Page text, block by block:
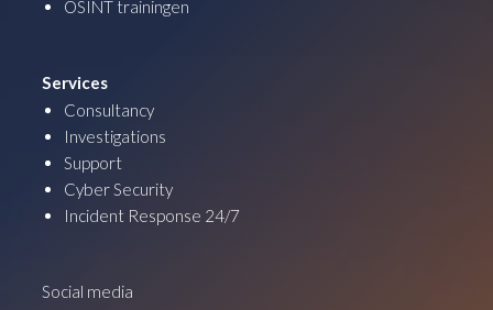
OSINT trainingen
Services
Consultancy
Investigations
Support
Cyber Security
Incident Response 24/7
Social media